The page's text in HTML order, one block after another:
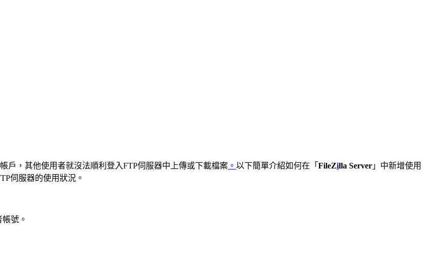
戶，其他使用者就沒法順利登入FTP伺服器中上傳或下載檔案 。 以下簡單介紹如何在「 FileZilla Server 」中新增使用
伺服器的使用狀況。
號。